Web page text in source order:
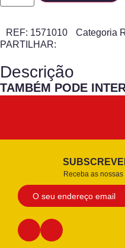
REF: 1571010 Categoria
PARTILHAR:
Descrição
TAMBÉM PODE
Receba as